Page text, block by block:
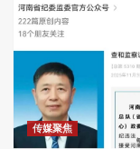
传媒聚焦